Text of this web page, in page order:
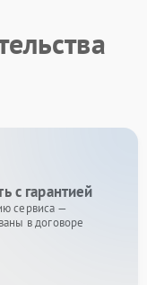
с гарантией
сервиса —
в договоре